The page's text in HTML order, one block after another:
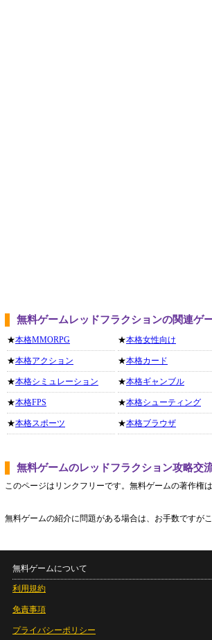
無料ゲームレッドフラクションの関連ゲ
★本格MMORPG
★本格アクション
★本格シミュレーション
★本格FPS
★本格スポーツ
★本格女性向け
★本格カード
★本格ギャンブル
★本格シューティング
★本格ブラウザ
無料ゲームのレッドフラクション攻略交
このページはリンクフリーです。無料ゲームの著作権
無料ゲームの紹介に問題がある場合は、お手数ですが
無料ゲームについて
利用規約
免責事項
プライバシーポリシー